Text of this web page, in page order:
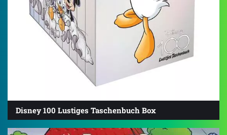
Disney 100 Lustiges Taschenbuch Box